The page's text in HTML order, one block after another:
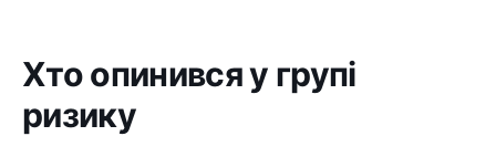
Хто опинився у групі
ризику